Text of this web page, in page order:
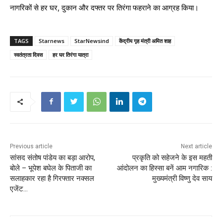
नागरिकों से हर घर, दुकान और दफ्तर पर तिरंगा फहराने का आग्रह किया।
TAGS Starnews StarNewsind
केंद्रीय गृह मंत्री अमित शाह
स्वतंत्रता दिवस
हर घर तिरंगा यात्रा
Previous article
सांसद संतोष पांडेय का बड़ा आरोप,
बोले – भूपेश बघेल के पिताजी का
सलाहकार रहा है गिरफ्तार नक्सल
एजेंट…
Next article
प्रकृति को सहेजने के इस महती
आंदोलन का हिस्सा बनें आम नगारिक :
मुख्यमंत्री विष्णु देव साय